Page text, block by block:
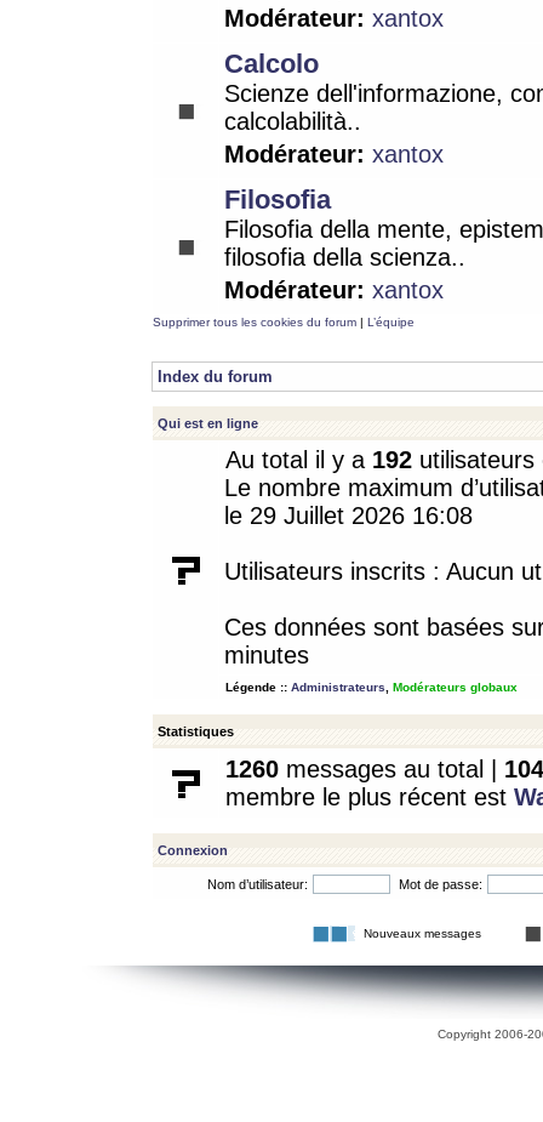
Modérateur: xantox
Calcolo
Scienze dell'informazione,
calcolabilità..
Modérateur: xantox
Filosofia
Filosofia della mente,
filosofia della scienza..
Modérateur: xantox
Supprimer tous les cookies du forum | L’équipe
Index du forum
Qui est en ligne
Au total il y a 192
Le nombre maximum
le 29 Juillet 2026 16:08
Utilisateurs inscrits : Aucun
Ces données sont basées
minutes
Légende :: Administrateurs Modérateurs globaux
Statistiques
1260 messages au total | 104
membre le plus récent est
Connexion
Nom d’utilisateur: Mot de passe:
Nouveaux messages
Copyright 2006-